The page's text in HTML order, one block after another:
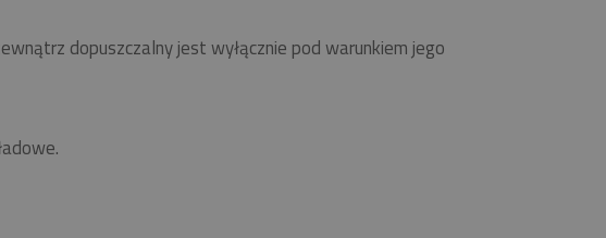
dopuszczalny jest wyłącznie pod warunkiem jego